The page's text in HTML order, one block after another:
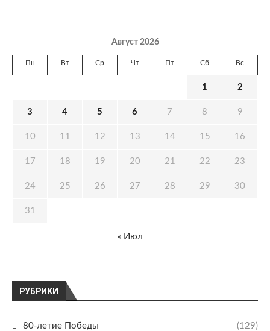
РУБРИКИ
80-летие Победы (129)
Август 2026
Пн Вт Ср Чт Пт Сб Вс
1 2
3 4 5 6 7 8 9
10 11 12 13 14 15 16
17 18 19 20 21 22 23
24 25 26 27 28 29 30
31
« Июл